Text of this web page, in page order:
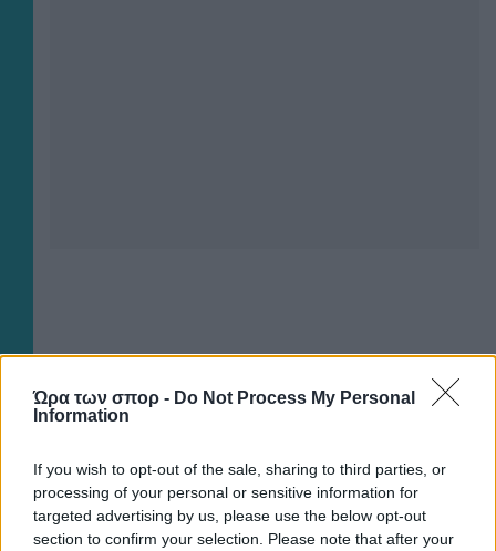
Ώρα των σπορ - Do Not Process My Personal
Information
If you wish to opt-out of the sale, sharing to third parties, or
processing of your personal or sensitive information for
targeted advertising by us, please use the below opt-out
section to confirm your selection. Please note that after your
"The situation is out of control": Greek firefighters battle wildfire for fourth day